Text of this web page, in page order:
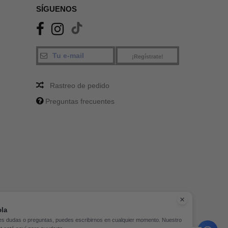
SÍGUENOS
¡Regístrate!
Rastreo de pedido
Preguntas frecuentes
dudas o preguntas, puedes escribirnos en cualquier momento. Nuestro